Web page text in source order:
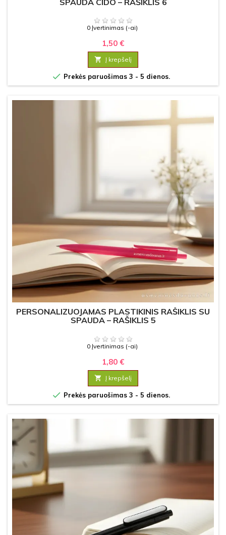
0 Įvertinimas (-ai)
1,50 €
 Į krepšelį
 Prekės paruošimas 3 - 5 dienos.
PERSONALIZUOJAMAS PLASTIKINIS RAŠIKLIS SU
SPAUDA – RAŠIKLIS 5
0 Įvertinimas (-ai)
1,80 €
 Į krepšelį
 Prekės paruošimas 3 - 5 dienos.